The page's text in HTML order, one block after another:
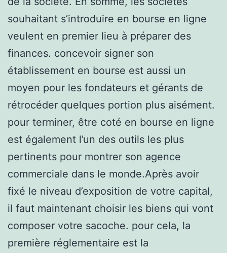
souhaitant s’introduire en bourse en ligne
veulent en premier lieu à préparer des
finances. concevoir signer son
établissement en bourse est aussi un
moyen pour les fondateurs et gérants de
rétrocéder quelques portion plus aisément.
pour terminer, être coté en bourse en ligne
est également l’un des outils les plus
pertinents pour montrer son agence
commerciale dans le monde.Après avoir
fixé le niveau d’exposition de votre capital,
il faut maintenant choisir les biens qui vont
composer votre sacoche. pour cela, la
première réglementaire est la